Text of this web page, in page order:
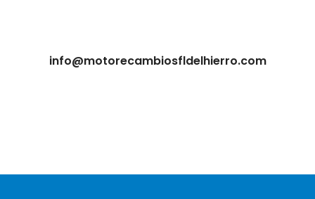
info@motorecambiosfldelhierro.com